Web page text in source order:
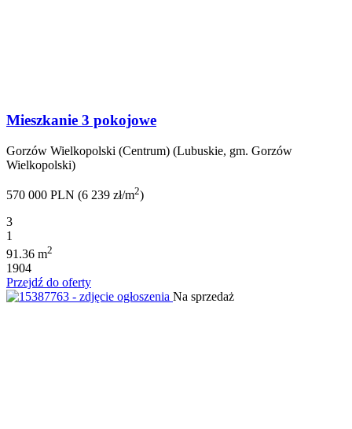
Mieszkanie 3 pokojowe
Gorzów Wielkopolski (Centrum) (Lubuskie, gm. Gorzów
Wielkopolski)
570 000 PLN (6 239 zł/m2)
3
1
91.36 m2
1904
Przejdź do oferty
Na sprzedaż